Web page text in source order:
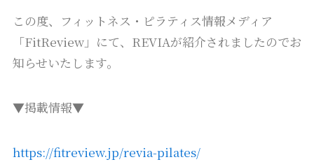
この度、フィットネス・ピラティス情報メディア
「FitReview」にて、REVIAが紹介されましたのでお
知らせいたします。
▼掲載情報▼
https://fitreview.jp/revia-pilates/